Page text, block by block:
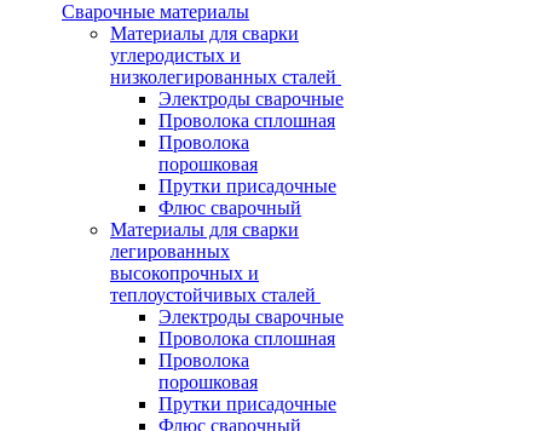
Сварочные материалы
Материалы для сварки
углеродистых и
низколегированных сталей
Электроды сварочные
Проволока сплошная
Проволока
порошковая
Прутки присадочные
Флюс сварочный
Материалы для сварки
легированных
высокопрочных и
теплоустойчивых сталей
Электроды сварочные
Проволока сплошная
Проволока
порошковая
Прутки присадочные
Флюс сварочный